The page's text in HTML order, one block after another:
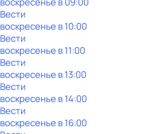
Вести
воскресенье в10:00
Вести
воскресенье в11:00
Вести
воскресенье в13:00
Вести
воскресенье в14:00
Вести
воскресенье в16:00